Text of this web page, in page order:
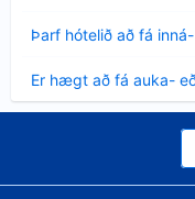
Þarf hótelið að fá
sýnt
Er hægt að fá auka-
sýnt